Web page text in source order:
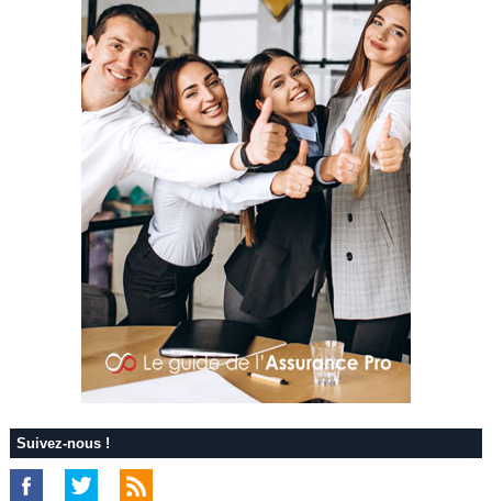
Suivez-nous !